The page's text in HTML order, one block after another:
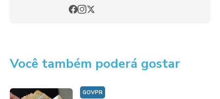
Você também poderá gostar
GOVPR